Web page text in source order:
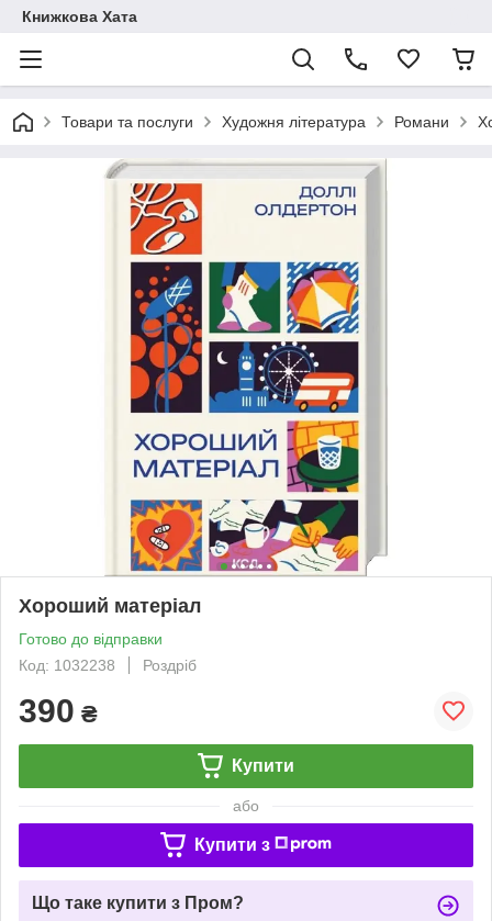
Книжкова Хата
Товари та послуги Художня література Романи
Хороший матеріал
Готово до відправки
Код: 1032238
Роздріб
390 ₴
Купити
або
Купити з
Що таке купити з Пром?